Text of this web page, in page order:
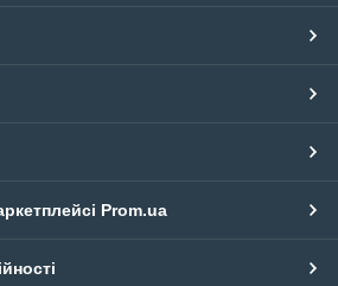
Prom.ua